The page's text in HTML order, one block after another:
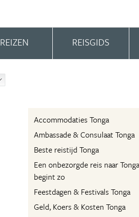
REIZEN REISGIDS
Accommodaties Tonga
Ambassade & Consulaat Tonga
Beste reistijd Tonga
Een onbezorgde reis naar Tonga
begint zo
Feestdagen & Festivals Tonga
Geld, Koers & Kosten Tonga